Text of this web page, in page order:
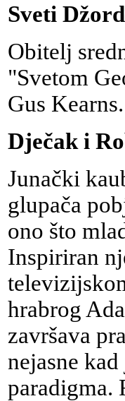
Sveti
Obitelj
"Svetom
Gus Kearns.
Dječak i
Junački
glupača
ono što
Inspiriran
hrabrog
završava
nejasne
paradigma.